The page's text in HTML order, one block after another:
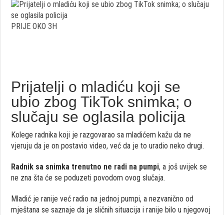
PRIJE OKO 3H
Prijatelji o mladiću koji se
ubio zbog TikTok snimka; o
slučaju se oglasila policija
Kolege radnika koji je razgovarao sa mladićem kažu da ne
vjeruju da je on postavio video, već da je to uradio neko drugi.
Radnik sa snimka trenutno ne radi na pumpi, a još uvijek se
ne zna šta će se poduzeti povodom ovog slučaja.
Mladić je ranije već radio na jednoj pumpi, a nezvanično od
mještana se saznaje da je sličnih situacija i ranije bilo u njegovoj